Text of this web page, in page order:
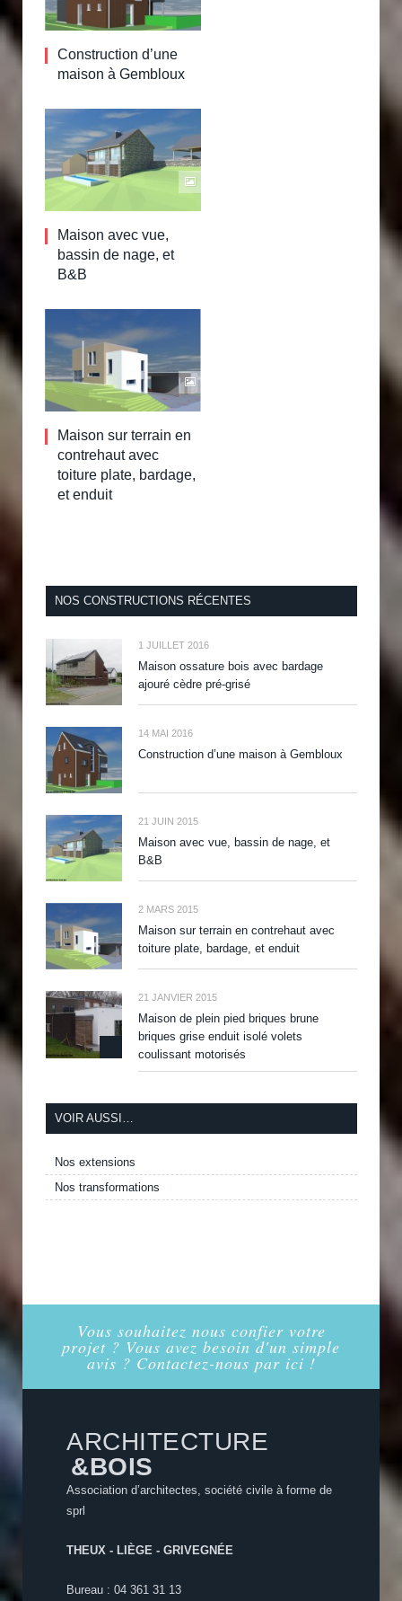
Construction d’une
maison à Gembloux
Maison avec vue,
bassin de nage, et
B&B
Maison sur terrain en
contrehaut avec
toiture plate, bardage,
et enduit
NOS CONSTRUCTIONS RÉCENTES
1 JUILLET 2016
Maison ossature bois avec bardage
ajouré cèdre pré-grisé
14 MAI 2016
Construction d’une maison à Gembloux
21 JUIN 2015
Maison avec vue, bassin de nage, et
B&B
2 MARS 2015
Maison sur terrain en contrehaut avec
toiture plate, bardage, et enduit
21 JANVIER 2015
Maison de plein pied briques brune
briques grise enduit isolé volets
coulissant motorisés
VOIR AUSSI…
Nos extensions
Nos transformations
Vous souhaitez nous confier votre
projet ? Vous avez besoin d'un simple
avis ? Contactez-nous par ici !
ARCHITECTURE
&BOIS
Association d’architectes, société civile à forme de
sprl
THEUX - LIÈGE - GRIVEGNÉE
Bureau : 04 361 31 13